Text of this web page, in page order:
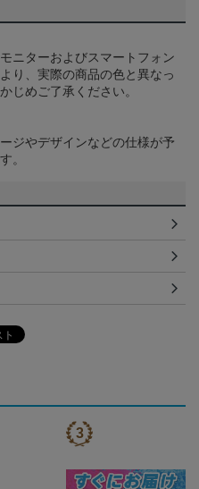
ニターおよびスマートフォン
り、実際の商品の色と異なっ
じめご了承ください。
ジやデザインなどの仕様が予
。